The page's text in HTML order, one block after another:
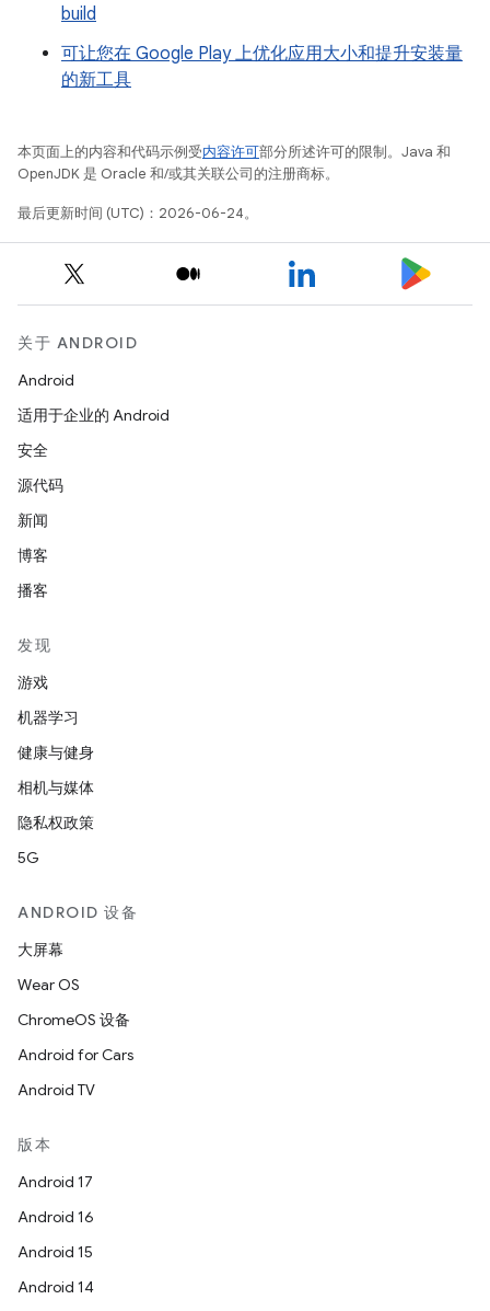
build
可让您在 Google Play 上优化应用大小和提升安装量
的新工具
本页面上的内容和代码示例受内容许可部分所述许可的限制。Java 和
OpenJDK 是 Oracle 和/或其关联公司的注册商标。
最后更新时间 (UTC)：2026-06-24。
关于 ANDROID
Android
适用于企业的 Android
安全
源代码
新闻
博客
播客
发现
游戏
机器学习
健康与健身
相机与媒体
隐私权政策
5G
ANDROID 设备
大屏幕
Wear OS
ChromeOS 设备
Android for Cars
Android TV
版本
Android 17
Android 16
Android 15
Android 14